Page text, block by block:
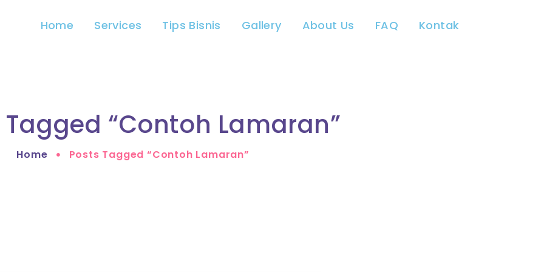
Home Services Tips Bisnis Gallery About Us FAQ Kontak
“contoh Lamaran”
Home Posts Tagged “contoh Lamaran”